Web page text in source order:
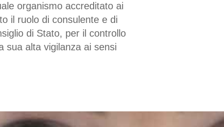
organismo accreditato ai
il ruolo di consulente e di
di Stato, per il controllo
sua alta vigilanza ai sensi